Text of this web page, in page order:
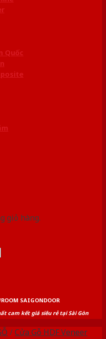
Quốc
giỏ hàng.
SAIGONDOOR
cam kết giá siêu rẻ tại Sài Gòn
/Cửa Gỗ HDF Veneer